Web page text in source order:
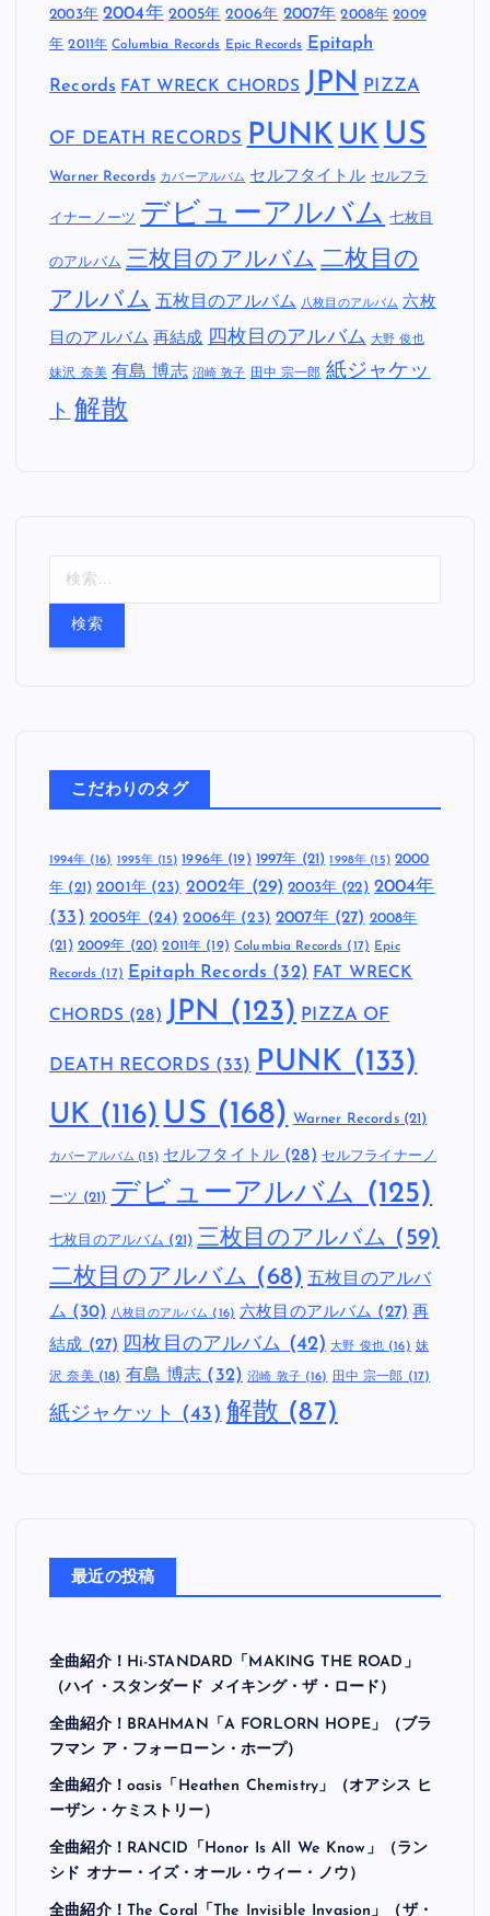
2003年 2004年 2005年 2006年 2007年 2008年 2009
年 2011年 Columbia Records Epic Records Epitaph
Records FAT WRECK CHORDS JPN PIZZA
OF DEATH RECORDS PUNK UK US
Warner Records カバーアルバム セルフタイトル セルフラ
イナーノーツ デビューアルバム 七枚目
のアルバム 三枚目のアルバム 二枚目の
アルバム 五枚目のアルバム 八枚目のアルバム 六枚
目のアルバム 再結成 四枚目のアルバム 大野 俊也
妹沢 奈美 有島 博志 沼崎 敦子 田中 宗一郎 紙ジャケッ
ト 解散
こだわりのタグ
1994年(16) 1995年 (15) 1996年(19) 1997年 (21) 1998年 (15) 2000
年 (21) 2001年(23) 2002年 (29) 2003年 (22) 2004年
(33) 2005年 (24) 2006年 (23) 2007年(27) 2008年
(21) 2009年 (20) 2011年 (19) Columbia Records (17) Epic
Records (17) Epitaph Records (32) FAT WRECK
CHORDS (28) JPN (123) PIZZA OF
DEATH RECORDS (33) PUNK (133)
UK (116) US (168) Warner Records(21)
カバーアルバム (15) セルフタイトル(28) セルフライナーノ
ーツ (21) デビューアルバム (125)
七枚目のアルバム (21) 三枚目のアルバム (59)
二枚目のアルバム (68) 五枚目のアルバ
ム (30) 八枚目のアルバム (16) 六枚目のアルバム (27) 再
結成 (27) 四枚目のアルバム (42) 大野 俊也(16) 妹
沢 奈美(18) 有島 博志 (32) 沼崎 敦子(16) 田中 宗一郎 (17)
紙ジャケット (43) 解散 (87)
最近の投稿
全曲紹介！Hi-STANDARD「MAKING THE ROAD」
（ハイ・スタンダード メイキング・ザ・ロード）
全曲紹介！BRAHMAN「A FORLORN HOPE」（ブラ
フマン ア・フォーローン・ホープ）
全曲紹介！oasis「Heathen Chemistry」（オアシス ヒ
ーザン・ケミストリー）
全曲紹介！RANCID「Honor Is All We Know」（ラン
シド オナー・イズ・オール・ウィー・ノウ）
全曲紹介！The Coral「The Invisible Invasion」（ザ・